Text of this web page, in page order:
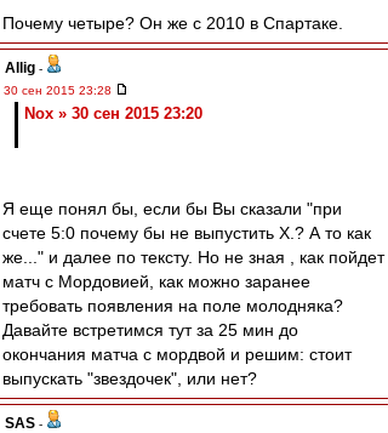
Почему четыре? Он же с 2010 в Спартаке.
Allig -
30 сен 2015 23:28
Nox » 30 сен 2015 23:20
Я еще понял бы, если бы Вы сказали "при
счете 5:0 почему бы не выпустить Х.? А то как
же..." и далее по тексту. Но не зная , как пойдет
матч с Мордовией, как можно заранее
требовать появления на поле молодняка?
Давайте встретимся тут за 25 мин до
окончания матча с мордвой и решим: стоит
выпускать "звездочек", или нет?
SAS -